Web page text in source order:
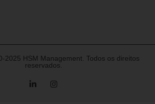
2025 HSM Management. Todos os direitos
reservados.